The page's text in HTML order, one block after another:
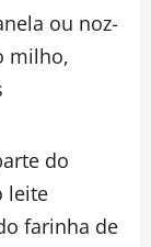
ou noz-
milho,
do
leite
farinha de